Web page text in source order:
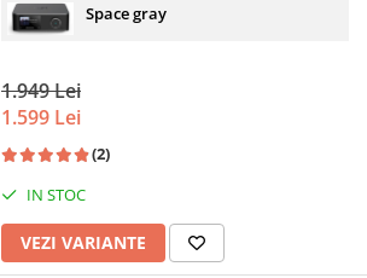
Space gray
1.949 Lei
1.599 Lei
(2)
IN STOC
VEZI VARIANTE